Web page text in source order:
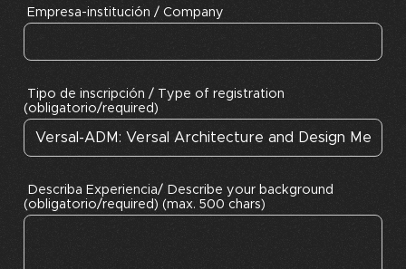
Empresa-institución / Company
Tipo de inscripción / Type of registration
(obligatorio/required)
Describa Experiencia/ Describe your background
(obligatorio/required) (max. 500 chars)